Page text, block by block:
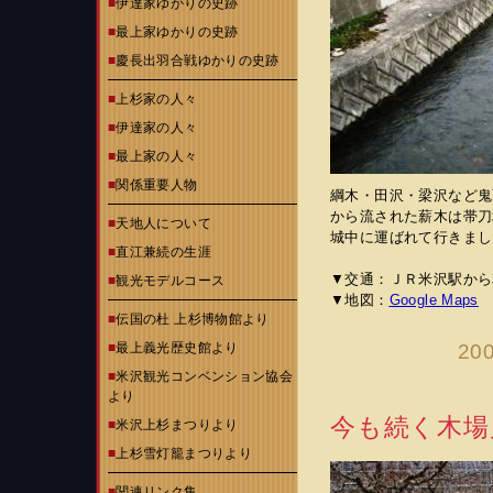
■伊達家ゆかりの史跡
■最上家ゆかりの史跡
■慶長出羽合戦ゆかりの史跡
■上杉家の人々
■伊達家の人々
■最上家の人々
■関係重要人物
■天地人について
■直江兼続の生涯
■観光モデルコース
■伝国の杜 上杉博物館より
■最上義光歴史館より
■米沢観光コンベンション協会
より
■米沢上杉まつりより
■上杉雪灯籠まつりより
綱木・田沢・梁沢など
から流された薪木は帯
城中に運ばれて行きま
▼交通：ＪＲ米沢駅か
▼地図： Google Maps
今も続く木